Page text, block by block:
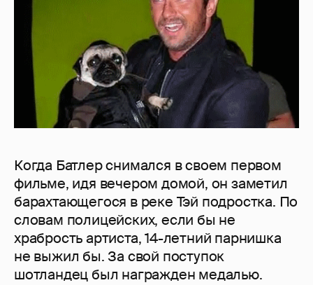
Когда Батлер снимался в своем первом
фильме, идя вечером домой, он заметил
барахтающегося в реке Тэй подростка. По
словам полицейских, если бы не
храбрость артиста, 14-летний парнишка
не выжил бы. За свой поступок
шотландец был награжден медалью.